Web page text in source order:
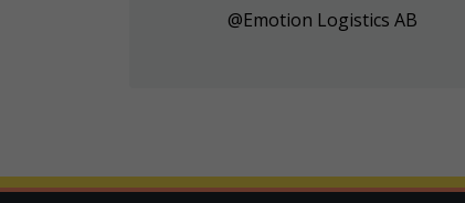
@Emotion Logistics AB